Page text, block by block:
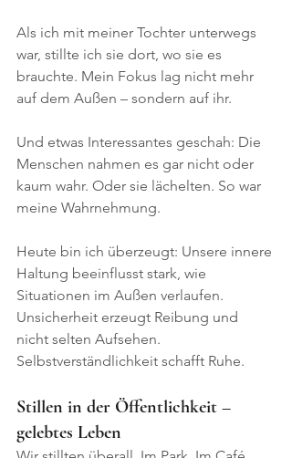
Als ich mit meiner Tochter unterwegs
war, stillte ich sie dort, wo sie es
brauchte. Mein Fokus lag nicht mehr
auf dem Außen – sondern auf ihr.
Und etwas Interessantes geschah: Die
Menschen nahmen es gar nicht oder
kaum wahr. Oder sie lächelten. So war
meine Wahrnehmung.
Heute bin ich überzeugt: Unsere innere
Haltung beeinflusst stark, wie
Situationen im Außen verlaufen.
Unsicherheit erzeugt Reibung und
nicht selten Aufsehen.
Selbstverständlichkeit schafft Ruhe.
Stillen in der Öffentlichkeit –
gelebtes Leben